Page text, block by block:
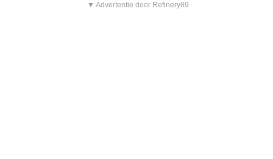
▼ Advertentie door Refinery89